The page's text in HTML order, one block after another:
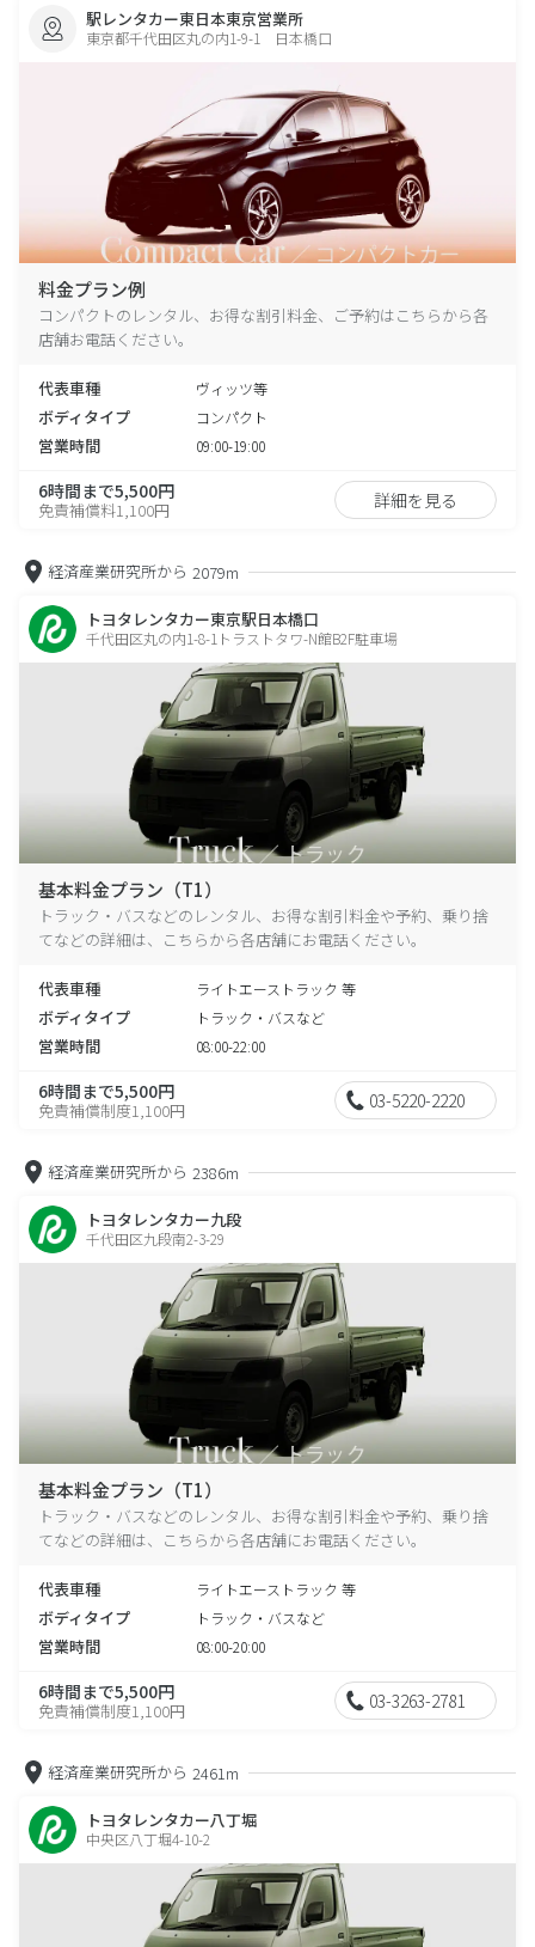
駅レンタカー東日本東京営業所
東京都千代田区丸の内1-9-1 日本橋口
料金プラン例
コンパクトのレンタル、お得な割引料金、ご予約はこちらから各
店舗お電話ください。
代表車種 ヴィッツ等
ボディタイプ コンパクト
営業時間 09:00-19:00
6時間まで5,500円
免責補償料1,100円 詳細を見る
経済産業研究所から 2079m
トヨタレンタカー東京駅日本橋口
千代田区丸の内1-8-1トラストタワ-N館B2F駐車場
基本料金プラン（T1）
トラック・バスなどのレンタル、お得な割引料金や予約、乗り捨
てなどの詳細は、こちらから各店舗にお電話ください。
代表車種 ライトエーストラック 等
ボディタイプ トラック・バスなど
営業時間 08:00-22:00
6時間まで5,500円
免責補償制度1,100円 03-5220-2220
経済産業研究所から 2386m
トヨタレンタカー九段
千代田区九段南2-3-29
基本料金プラン（T1）
トラック・バスなどのレンタル、お得な割引料金や予約、乗り捨
てなどの詳細は、こちらから各店舗にお電話ください。
代表車種 ライトエーストラック 等
ボディタイプ トラック・バスなど
営業時間 08:00-20:00
6時間まで5,500円
免責補償制度1,100円 03-3263-2781
経済産業研究所から 2461m
トヨタレンタカー八丁堀
中央区八丁堀4-10-2